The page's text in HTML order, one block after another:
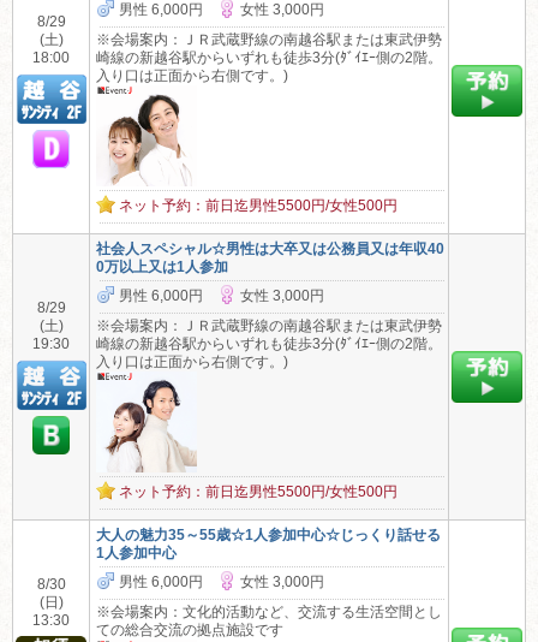
8/29
(土)
18:00
男性 6,000円
女性 3,000円
※会場案内：ＪＲ武蔵野線の南越谷駅または東武伊勢
崎線の新越谷駅からいずれも徒歩3分(ﾀﾞｲｴｰ側の2階。
入り口は正面から右側です。)
ネット予約：前日迄男性5500円/女性500円
8/29
(土)
19:30
社会人スペシャル☆男性は大卒又は公務員又は年収40
0万以上又は1人参加
男性 6,000円
女性 3,000円
※会場案内：ＪＲ武蔵野線の南越谷駅または東武伊勢
崎線の新越谷駅からいずれも徒歩3分(ﾀﾞｲｴｰ側の2階。
入り口は正面から右側です。)
ネット予約：前日迄男性5500円/女性500円
8/30
(日)
13:30
大人の魅力35～55歳☆1人参加中心☆じっくり話せる
1人参加中心
男性 6,000円
女性 3,000円
※会場案内：文化的活動など、交流する生活空間とし
ての総合交流の拠点施設です